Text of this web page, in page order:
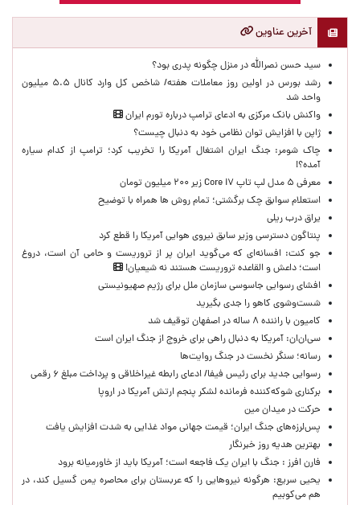
آخرین عناوین
سید حسن نصرالله در منزل چگونه پدری بود؟
رشد بورس در اولین روز معاملات هفته/ شاخص کل وارد کانال ۵.۵ میلیون
واحد شد
واکنش بانک مرکزی به ادعای ترامپ درباره تورم ایران
ژاپن با افزایش توان نظامی خود به دنبال چیست؟
چاک شومر: جنگ ایران اشتغال آمریکا را تخریب کرد؛ ترامپ از کدام سیاره
آمده؟!
معرفی ۵ مدل لپ تاپ Core i۷ زیر ۲۰۰ میلیون تومان
استعلام سوابق چک برگشتی؛ تمام روش ها همراه با توضیح
یراق درب ریلی
پنتاگون دسترسی وزیر سابق نیروی هوایی آمریکا را قطع کرد
جو کنت: افسانه‌ای که می‌گوید ایران پر از تروریست و حامی آن است، دروغ
است؛ داعش و القاعده تروریست هستند نه شیعیان!
افشای رسوایی جاسوسی سازمان ملل برای رژیم صهیونیستی
شست‌وشوی کاهو را جدی بگیرید
کامیون با راننده ۸ ساله در اصفهان توقیف شد
سی‌ان‌ان: آمریکا به دنبال راهی برای خروج از جنگ ایران است
رسانه؛ سنگر نخست در جنگ روایت‌ها
رسوایی جدید برای رئیس فیفا/ ادعای رابطه غیراخلاقی و پرداخت مبلغ ۶ رقمی
برکناری شوکه‌کننده فرمانده لشکر پنجم ارتش آمریکا در اروپا
حركت در ميدان مين
پس‌لرزه‌های جنگ ایران؛ قیمت جهانی مواد غذایی به شدت افزایش یافت
بهترین هدیه روز خبرنگار
فارن افرز : جنگ با ایران یک فاجعه است؛ آمریکا باید از خاورمیانه برود
یحیی سریع: هرگونه نیروهایی را که عربستان برای محاصره یمن گسیل کند، در
هم می‌کوبیم